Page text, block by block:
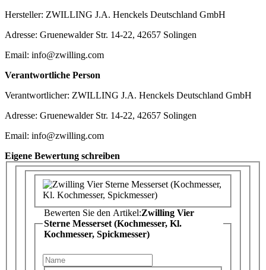
Hersteller: ZWILLING J.A. Henckels Deutschland GmbH
Adresse: Gruenewalder Str. 14-22, 42657 Solingen
Email: info@zwilling.com
Verantwortliche Person
Verantwortlicher: ZWILLING J.A. Henckels Deutschland GmbH
Adresse: Gruenewalder Str. 14-22, 42657 Solingen
Email: info@zwilling.com
Eigene Bewertung schreiben
Bewerten Sie den Artikel:Zwilling Vier
Sterne Messerset (Kochmesser, Kl.
Kochmesser, Spickmesser)